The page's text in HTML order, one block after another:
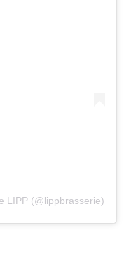
LIPP (@lippbrasserie)